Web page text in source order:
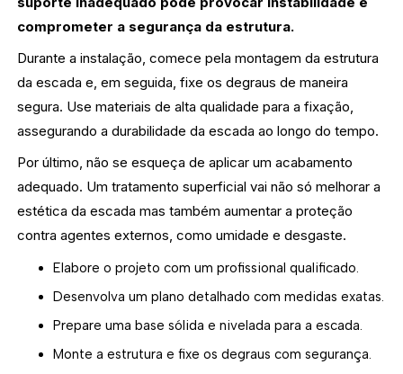
comprometer a segurança da estrutura.
Durante a instalação, comece pela montagem da estrutura
da escada e, em seguida, fixe os degraus de maneira
segura. Use materiais de alta qualidade para a fixação,
assegurando a durabilidade da escada ao longo do tempo.
Por último, não se esqueça de aplicar um acabamento
adequado. Um tratamento superficial vai não só melhorar a
estética da escada mas também aumentar a proteção
contra agentes externos, como umidade e desgaste.
Elabore o projeto com um profissional qualificado.
Desenvolva um plano detalhado com medidas exatas.
Prepare uma base sólida e nivelada para a escada.
Monte a estrutura e fixe os degraus com segurança.